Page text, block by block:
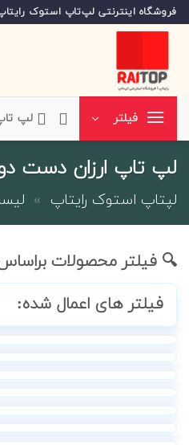
Skip
to
فروشگاه اینترنتی لپ‌تاپ استوک
فیلتر ‌لپ
لپ تاپ ارزان دست
لپتاپ استوک رایتاپ »
🔍 فیلتر محصولات
فیلتر های اعمال شده: